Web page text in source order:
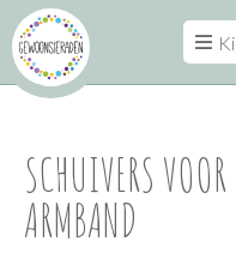
SCHUIVERS
ARMBAND